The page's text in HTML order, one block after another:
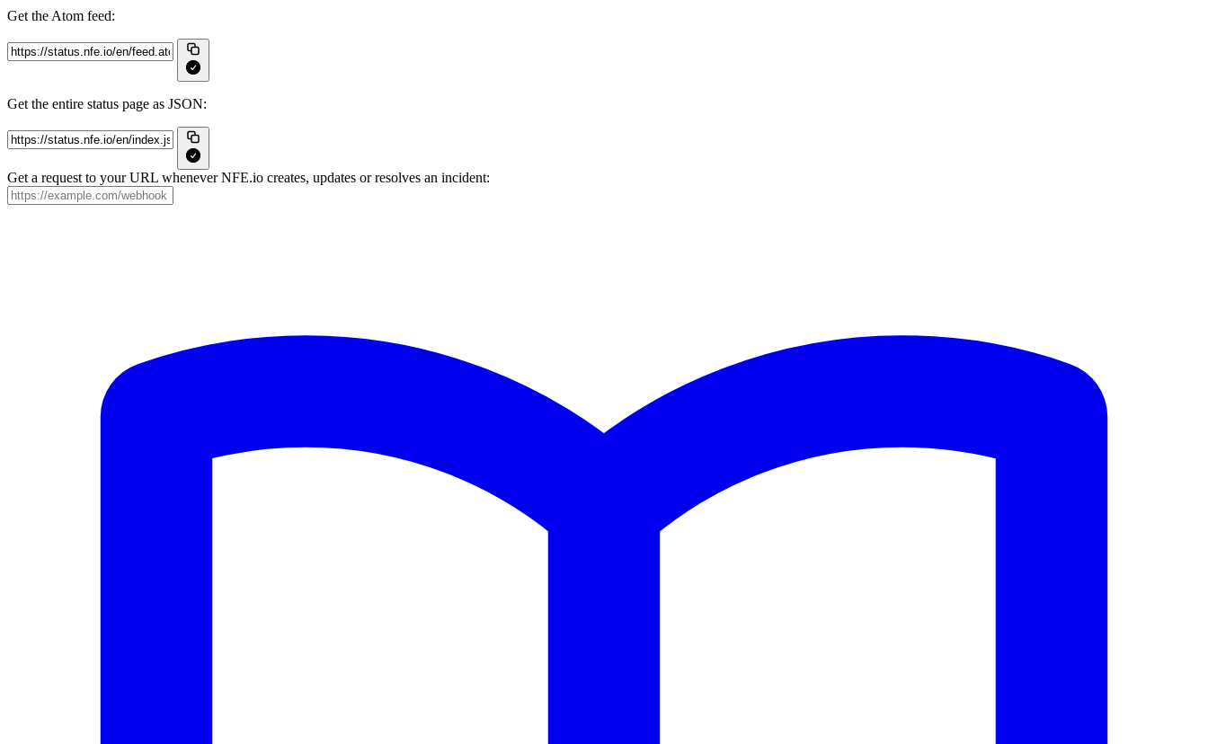
Get the Atom feed:
Get the entire status page as JSON:
Get a request to your URL whenever NFE.io creates, updates or resolves an incident: